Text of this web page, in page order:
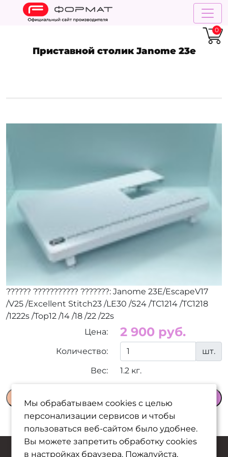
0
Приставной столик Janome 23e
?????? ??????????? ???????: Janome 23E/EscapeV17
/V25 /Excellent Stitch23 /LE30 /S24 /TC1214 /TC1218
/1222s /Top12 /14 /18 /22 /22s
Цена:
2 900 руб.
Количество:
шт.
Вес:
1.2 кг.
В корзину
Мы обрабатываем cookies с целью
персонализации сервисов и чтобы
пользоваться веб-сайтом было удобнее.
Вы можете запретить обработку сookies
в настройках браузера. Пожалуйста,